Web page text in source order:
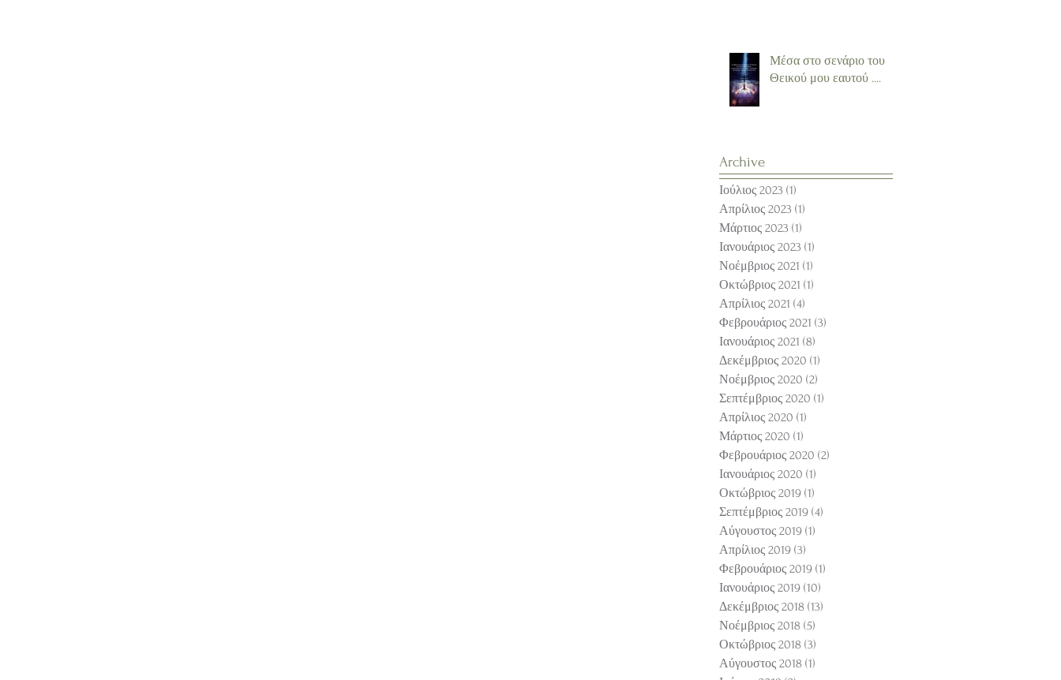
Μέσα στο σενάριο του
Θεικού μου εαυτού ....
Archive
Ιούλιος 2023 (1)
Απρίλιος 2023 (1)
Μάρτιος 2023 (1)
Ιανουάριος 2023 (1)
Νοέμβριος 2021 (1)
Οκτώβριος 2021 (1)
Απρίλιος 2021 (4)
Φεβρουάριος 2021 (3)
Ιανουάριος 2021 (8)
Δεκέμβριος 2020 (1)
Νοέμβριος 2020 (2)
Σεπτέμβριος 2020 (1)
Απρίλιος 2020 (1)
Μάρτιος 2020 (1)
Φεβρουάριος 2020 (2)
Ιανουάριος 2020 (1)
Οκτώβριος 2019 (1)
Σεπτέμβριος 2019 (4)
Αύγουστος 2019 (1)
Απρίλιος 2019 (3)
Φεβρουάριος 2019 (1)
Ιανουάριος 2019 (10)
Δεκέμβριος 2018 (13)
Νοέμβριος 2018 (5)
Οκτώβριος 2018 (3)
Αύγουστος 2018 (1)